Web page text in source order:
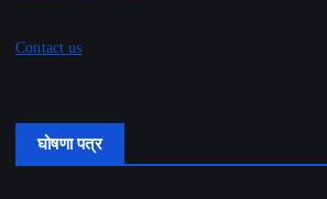
Contact us
घोषणा पत्र